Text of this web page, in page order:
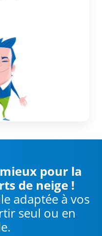
pour la
de neige !
adaptée à vos
seul ou en